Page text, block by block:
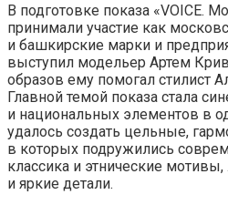
В подготовке показа «VOICE.
принимали участие как
и башкирские марки и
выступил модельер Артем
образов ему помогал стилист
Главной темой показа стала
и национальных элементов в
удалось создать цельные,
в которых подружились
классика и этнические
и яркие детали.